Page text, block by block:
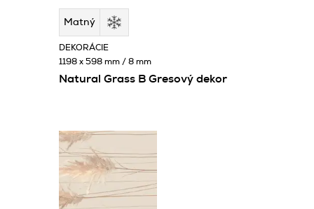
Matný
Natural Grass B Gresový dekor
DEKORÁCIE
1198 x 598 mm / 8 mm